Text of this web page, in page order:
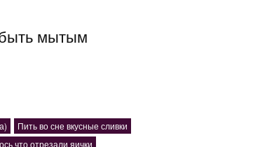
мытым
Пить во сне вкусные сливки
что отрезали яички